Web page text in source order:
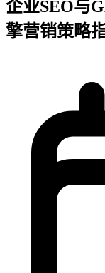
企业SEO与
擎营销策略